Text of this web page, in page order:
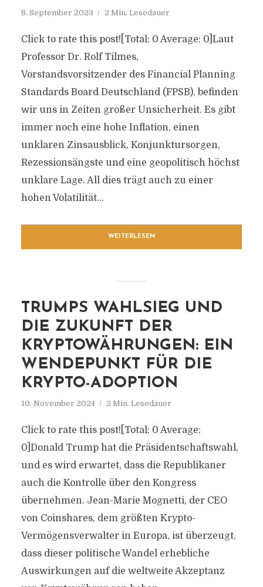
8. September 2023 2 Min. Lesedauer
Click to rate this post![Total: 0 Average: 0]Laut
Professor Dr. Rolf Tilmes,
Vorstandsvorsitzender des Financial Planning
Standards Board Deutschland (FPSB), befinden
wir uns in Zeiten großer Unsicherheit. Es gibt
immer noch eine hohe Inflation, einen
unklaren Zinsausblick, Konjunktursorgen,
Rezessionsängste und eine geopolitisch höchst
unklare Lage. All dies trägt auch zu einer
hohen Volatilität...
WEITERLESEN
TRUMPS WAHLSIEG UND
DIE ZUKUNFT DER
KRYPTOWÄHRUNGEN: EIN
WENDEPUNKT FÜR DIE
KRYPTO-ADOPTION
10. November 2024 2 Min. Lesedauer
Click to rate this post![Total: 0 Average:
0]Donald Trump hat die Präsidentschaftswahl,
und es wird erwartet, dass die Republikaner
auch die Kontrolle über den Kongress
übernehmen. Jean-Marie Mognetti, der CEO
von Coinshares, dem größten Krypto-
Vermögensverwalter in Europa, ist überzeugt,
dass dieser politische Wandel erhebliche
Auswirkungen auf die weltweite Akzeptanz